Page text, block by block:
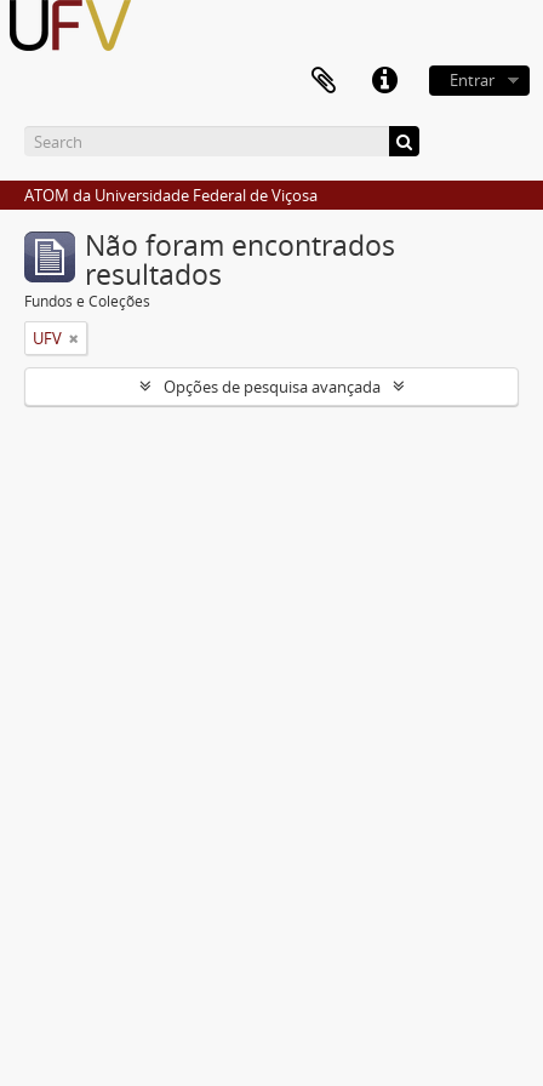
Entrar
ATOM da Universidade Federal de Viçosa
Não foram encontrados
resultados
Fundos e Coleções
UFV
Opções de pesquisa avançada